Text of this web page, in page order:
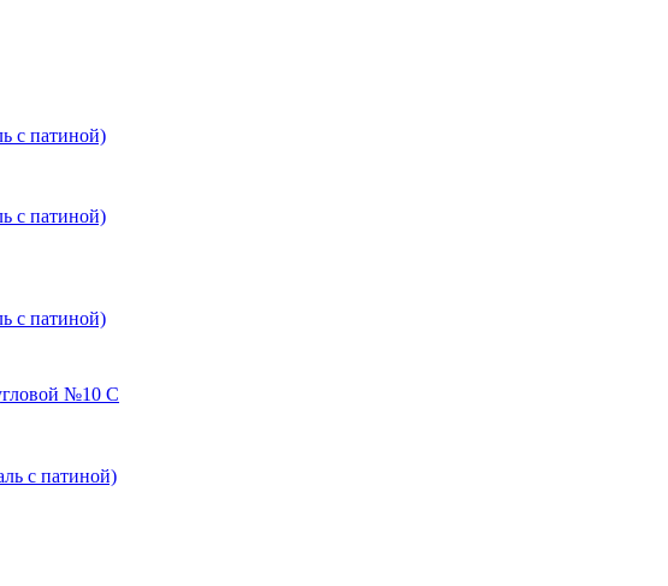
№10 С
патиной)
патиной)
патиной)
с патиной)